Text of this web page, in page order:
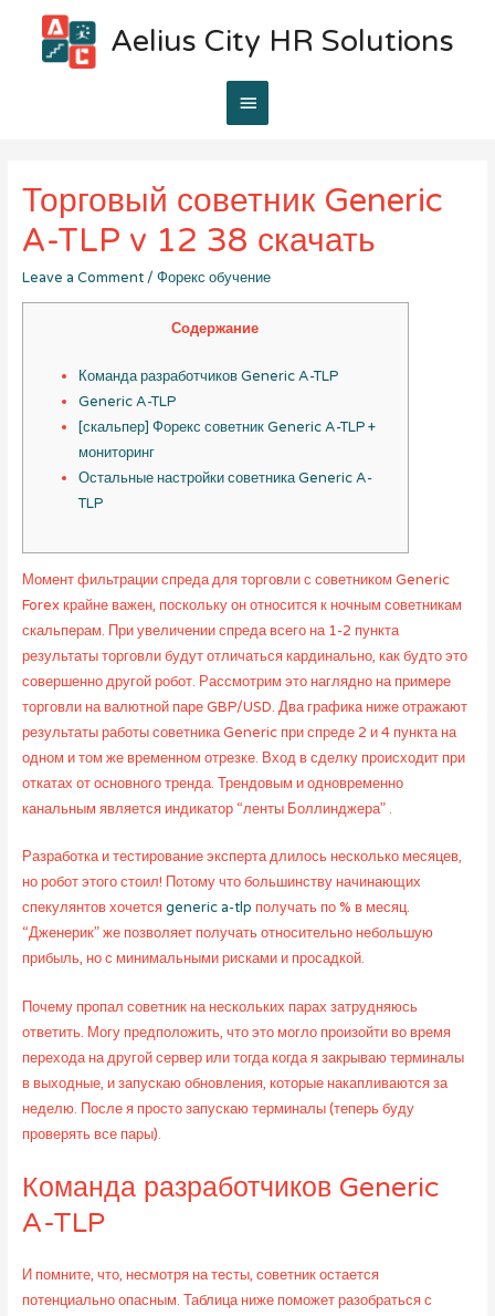
Aelius City HR Solutions
Main
Торговый советник Generic
A-TLP v 12 38 скачать
Leave a Comment / Форекс обучение
Содержание
Команда разработчиков Generic A-TLP
Generic A-TLP
[скальпер] Форекс советник Generic A-TLP +
мониторинг
Остальные настройки советника Generic A-
TLP
Момент фильтрации спреда для торговли с советником Generic
Forex крайне важен, поскольку он относится к ночным советникам
скальперам. При увеличении спреда всего на 1-2 пункта
результаты торговли будут отличаться кардинально, как будто это
совершенно другой робот. Рассмотрим это наглядно на примере
торговли на валютной паре GBP/USD. Два графика ниже отражают
результаты работы советника Generic при спреде 2 и 4 пункта на
одном и том же временном отрезке. Вход в сделку происходит при
откатах от основного тренда. Трендовым и одновременно
канальным является индикатор “ленты Боллинджера” .
Разработка и тестирование эксперта длилось несколько месяцев,
но робот этого стоил! Потому что большинству начинающих
спекулянтов хочетсяgeneric a-tlp получать по % в месяц.
“Дженерик” же позволяет получать относительно небольшую
прибыль, но с минимальными рисками и просадкой.
Почему пропал советник на нескольких парах затрудняюсь
ответить. Могу предположить, что это могло произойти во время
перехода на другой сервер или тогда когда я закрываю терминалы
в выходные, и запускаю обновления, которые накапливаются за
неделю. После я просто запускаю терминалы (теперь буду
проверять все пары).
Команда разработчиков Generic
A-TLP
И помните, что, несмотря на тесты, советник остается
потенциально опасным. Таблица ниже поможет разобраться с